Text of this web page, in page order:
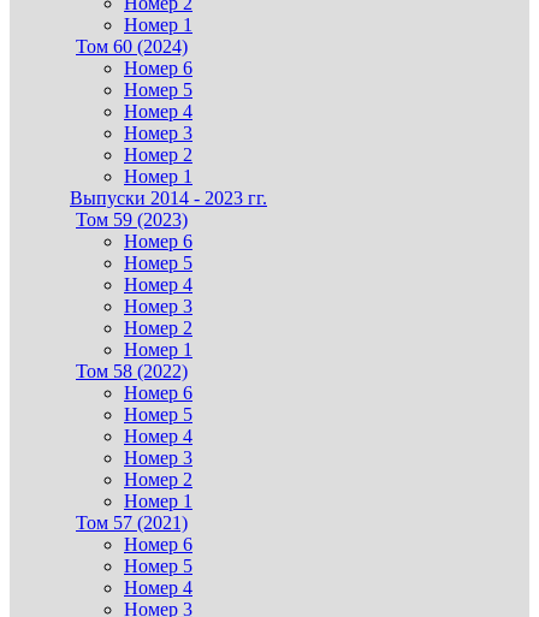
Номер 1
Том 60 (2024)
Номер 6
Номер 5
Номер 4
Номер 3
Номер 2
Номер 1
Выпуски 2014 - 2023 гг.
Том 59 (2023)
Номер 6
Номер 5
Номер 4
Номер 3
Номер 2
Номер 1
Том 58 (2022)
Номер 6
Номер 5
Номер 4
Номер 3
Номер 2
Номер 1
Том 57 (2021)
Номер 6
Номер 5
Номер 4
Номер 3